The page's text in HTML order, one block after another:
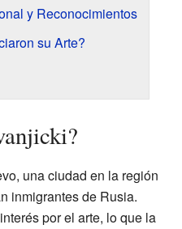
y Reconocimientos
su Arte?
una ciudad en la región
inmigrantes de Rusia.
por el arte, lo que la